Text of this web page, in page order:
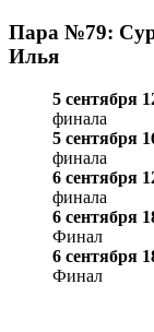
Пара №79:
Илья
5 сентября
финала
5 сентября
финала
6 сентября
финала
6 сентября
Финал
6 сентября
Финал